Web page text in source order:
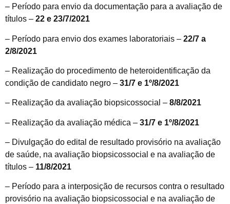
– Período para envio da documentação para a avaliação de
títulos – 22 e 23/7/2021
– Período para envio dos exames laboratoriais – 22/7 a
2/8/2021
– Realização do procedimento de heteroidentificação da
condição de candidato negro – 31/7 e 1º/8/2021
– Realização da avaliação biopsicossocial – 8/8/2021
– Realização da avaliação médica – 31/7 e 1º/8/2021
– Divulgação do edital de resultado provisório na avaliação
de saúde, na avaliação biopsicossocial e na avaliação de
títulos – 11/8/2021
– Período para a interposição de recursos contra o resultado
provisório na avaliação biopsicossocial e na avaliação de